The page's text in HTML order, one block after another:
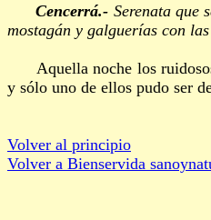
Cencerrá.- Serenata que
mostagán y galguerías con
Aquella noche los ruidosos
y sólo uno de ellos pudo ser
Volver al principio
Volver a Bienservida